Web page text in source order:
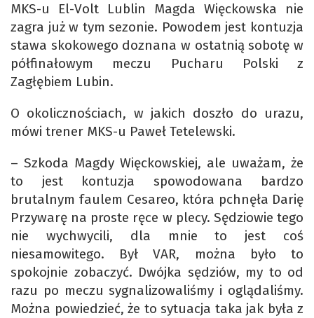
MKS-u El-Volt Lublin Magda Więckowska nie
zagra już w tym sezonie. Powodem jest kontuzja
stawa skokowego doznana w ostatnią sobotę w
półfinałowym meczu Pucharu Polski z
Zagłębiem Lubin.
O okolicznościach, w jakich doszło do urazu,
mówi trener MKS-u Paweł Tetelewski.
– Szkoda Magdy Więckowskiej, ale uważam, że
to jest kontuzja spowodowana bardzo
brutalnym faulem Cesareo, która pchnęła Darię
Przywarę na proste ręce w plecy. Sędziowie tego
nie wychwycili, dla mnie to jest coś
niesamowitego. Był VAR, można było to
spokojnie zobaczyć. Dwójka sędziów, my to od
razu po meczu sygnalizowaliśmy i oglądaliśmy.
Można powiedzieć, że to sytuacja taka jak była z